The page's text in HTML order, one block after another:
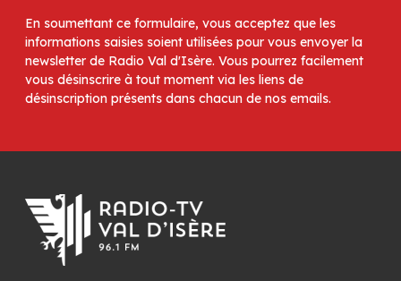
En soumettant ce formulaire, vous acceptez que les
informations saisies soient utilisées pour vous envoyer la
newsletter de Radio Val d'Isère. Vous pourrez facilement
vous désinscrire à tout moment via les liens de
désinscription présents dans chacun de nos emails.